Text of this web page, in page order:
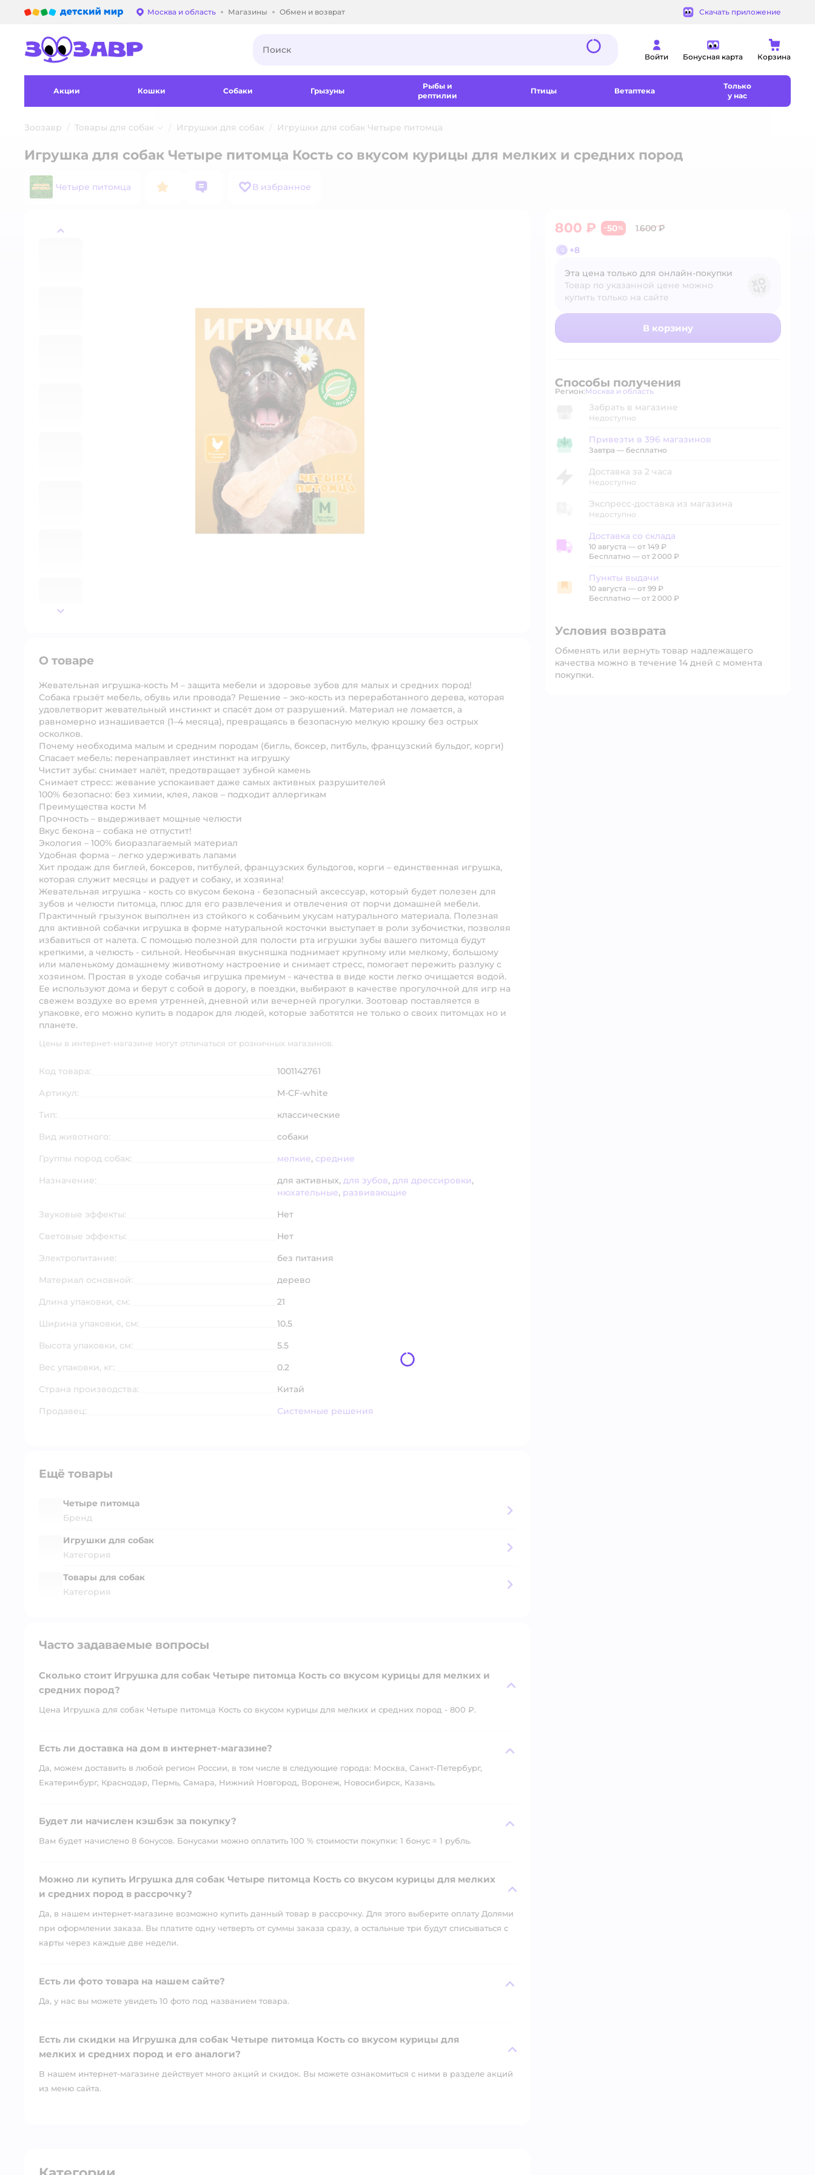
Выбор адреса доставки.
Москва и область Магазины Обмен и возврат Скачать приложение
Войти Бонусная карта Корзина
Акции Кошки Собаки Грызуны
Рыбы и
рептилии
Птицы Ветаптека
Только
у нас
Зоозавр Товары для собак Игрушки для собак Игрушки для собак Четыре питомца
назад
далее
Игрушка для собак Четыре питомца Кость со вкусом курицы для мелких и средних пород
Четыре питомца В избранное
800 ₽ −50%
1 600 ₽
+8
Эта цена только для онлайн‑покупки
Товар по указанной цене можно
купить только на сайте
В корзину
Способы получения
Регион: Выбор адреса доставки.
Москва и область
Забрать в магазине
Недоступно
Привезти в магазин
Привезти в 396 магазинов
Завтра — бесплатно
Доставка за 2 часа
Недоступно
Экспресс-доставка из магазина
Недоступно
Доставка со склада
Доставка со склада
10 августа — от 149 ₽
Бесплатно — от 2 000 ₽
Пункты выдачи
Пункты выдачи
10 августа — от 99 ₽
Бесплатно — от 2 000 ₽
Условия возврата
Обменять или вернуть товар надлежащего
качества можно в течение 14 дней с момента
покупки.
О товаре
Жевательная игрушка-кость M – защита мебели и здоровье зубов для малых и средних пород!
Собака грызёт мебель, обувь или провода? Решение – эко-кость из переработанного дерева, которая
удовлетворит жевательный инстинкт и спасёт дом от разрушений. Материал не ломается, а
равномерно изнашивается (1–4 месяца), превращаясь в безопасную мелкую крошку без острых
осколков.
Почему необходима малым и средним породам (бигль, боксер, питбуль, французский бульдог, корги)
Спасает мебель: перенаправляет инстинкт на игрушку
Чистит зубы: снимает налёт, предотвращает зубной камень
Снимает стресс: жевание успокаивает даже самых активных разрушителей
100% безопасно: без химии, клея, лаков – подходит аллергикам
Преимущества кости M
Прочность – выдерживает мощные челюсти
Вкус бекона – собака не отпустит!
Экология – 100% биоразлагаемый материал
Удобная форма – легко удерживать лапами
Хит продаж для биглей, боксеров, питбулей, французских бульдогов, корги – единственная игрушка,
которая служит месяцы и радует и собаку, и хозяина!
Жевательная игрушка - кость со вкусом бекона - безопасный аксессуар, который будет полезен для
зубов и челюсти питомца, плюс для его развлечения и отвлечения от порчи домашней мебели.
Практичный грызунок выполнен из стойкого к собачьим укусам натурального материала. Полезная
для активной собачки игрушка в форме натуральной косточки выступает в роли зубочистки, позволяя
избавиться от налета. С помощью полезной для полости рта игрушки зубы вашего питомца будут
крепкими, а челюсть - сильной. Необычная вкусняшка поднимает крупному или мелкому, большому
или маленькому домашнему животному настроение и снимает стресс, помогает пережить разлуку с
хозяином. Простая в уходе собачья игрушка премиум - качества в виде кости легко очищается водой.
Ее используют дома и берут с собой в дорогу, в поездки, выбирают в качестве прогулочной для игр на
свежем воздухе во время утренней, дневной или вечерней прогулки. Зоотовар поставляется в
упаковке, его можно купить в подарок для людей, которые заботятся не только о своих питомцах но и
планете.
Цены в интернет-магазине могут отличаться от розничных магазинов.
Код товара:
1001142761
Артикул:
M-CF-white
Тип:
классические
Вид животного:
собаки
Группы пород собак:
мелкие, средние
Назначение:
для активных, для зубов, для дрессировки,
нюхательные, развивающие
Звуковые эффекты:
Нет
Световые эффекты:
Нет
Электропитание:
без питания
Материал основной:
дерево
Длина упаковки, см:
21
Ширина упаковки, см:
10.5
Высота упаковки, см:
5.5
Вес упаковки, кг:
0.2
Страна производства:
Китай
Продавец:
Системные решения
Ещё товары
Четыре питомца
Бренд
Игрушки для собак
Категория
Товары для собак
Категория
Часто задаваемые вопросы
Сколько стоит Игрушка для собак Четыре питомца Кость со вкусом курицы для мелких и
средних пород?
Цена Игрушка для собак Четыре питомца Кость со вкусом курицы для мелких и средних пород - 800 ₽.
Есть ли доставка на дом в интернет-магазине?
Да, можем доставить в любой регион России, в том числе в следующие города: Москва, Санкт-Петербург,
Екатеринбург, Краснодар, Пермь, Самара, Нижний Новгород, Воронеж, Новосибирск, Казань.
Будет ли начислен кэшбэк за покупку?
Вам будет начислено 8 бонусов. Бонусами можно оплатить 100 % стоимости покупки: 1 бонус = 1 рубль.
Можно ли купить Игрушка для собак Четыре питомца Кость со вкусом курицы для мелких
и средних пород в рассрочку?
Да, в нашем интернет-магазине возможно купить данный товар в рассрочку. Для этого выберите оплату Долями
при оформлении заказа. Вы платите одну четверть от суммы заказа сразу, а остальные три будут списываться с
карты через каждые две недели.
Есть ли фото товара на нашем сайте?
Да, у нас вы можете увидеть 10 фото под названием товара.
Есть ли скидки на Игрушка для собак Четыре питомца Кость со вкусом курицы для
мелких и средних пород и его аналоги?
В нашем интернет-магазине действует много акций и скидок. Вы можете ознакомиться с ними в разделе акций
из меню сайта.